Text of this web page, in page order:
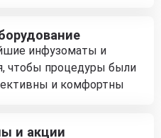
инфузоматы и
чтобы процедуры были
и комфортны
и акции